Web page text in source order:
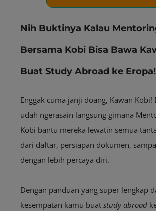
Nih Buktinya Kalau
Bersama Kobi Bisa Bawa
Buat Study Abroad ke Eropa!
Enggak cuma janji doang, Kawan Kobi!
udah ngerasain langsung gimana
Kobi bantu mereka lewatin semua
dari daftar, persiapan dokumen,
dengan lebih percaya diri.
Dengan panduan yang super lengkap
kesempatan kamu buat study abroad